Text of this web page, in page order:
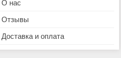
О нас
Отзывы
Доставка и оплата